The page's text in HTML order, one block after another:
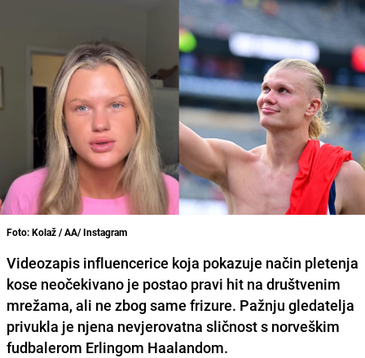
Foto: Kolaž / AA/ Instagram
Videozapis influencerice koja pokazuje način pletenja
kose neočekivano je postao pravi hit na društvenim
mrežama, ali ne zbog same frizure. Pažnju gledatelja
privukla je njena nevjerovatna sličnost s norveškim
fudbalerom Erlingom Haalandom.